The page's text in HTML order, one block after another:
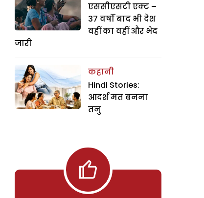
एससीएसटी एक्ट –
37 वर्षों बाद भी देश
वहीं का वहीं और भेद
जारी
कहानी
Hindi Stories:
आदर्श मत बनना
तनु